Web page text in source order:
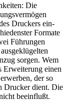
Die
Druckers ein-
Formate
Führungen
sorgen. Wem
Erweiterung einen
der so
Drucker dient. Die
beeinflußt.